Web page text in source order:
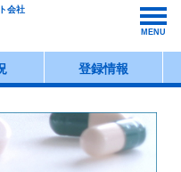
会社
MENU
登録情報